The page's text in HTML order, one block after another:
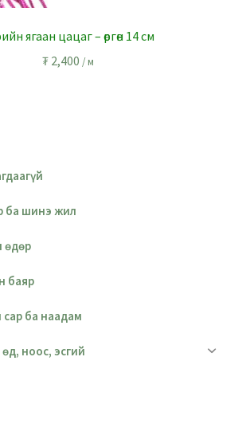
ягаан цацаг – өргөн 14 см
₮2,400 / м
ба шинэ жил
өдөр
баяр
сар ба наадам
өд, ноос, эсгий